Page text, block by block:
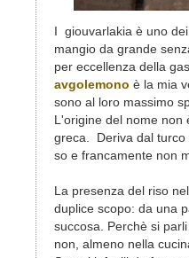
giouvarlakia è uno
mangio da grande
per eccellenza della
avgolemono è la mia
sono al loro massimo
L'origine del nome
greca . Deriva dal
so e francamente non
La presenza del riso
duplice scopo: da una
succosa. Perchè si
non, almeno nella